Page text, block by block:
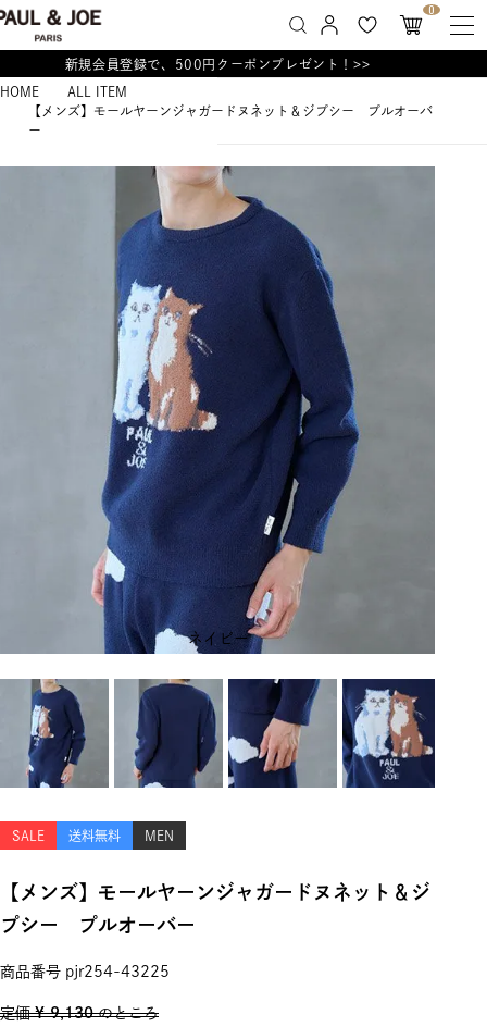
0
新規会員登録で、500円クーポンプレゼント！>>
HOME
ALL ITEM
【メンズ】モールヤーンジャガードヌネット＆ジプシー プルオーバ
ー
ネイビー
SALE 送料無料 MEN
【メンズ】モールヤーンジャガードヌネット＆ジ
プシー プルオーバー
商品番号 pjr254-43225
定価 ¥ 9,130 のところ